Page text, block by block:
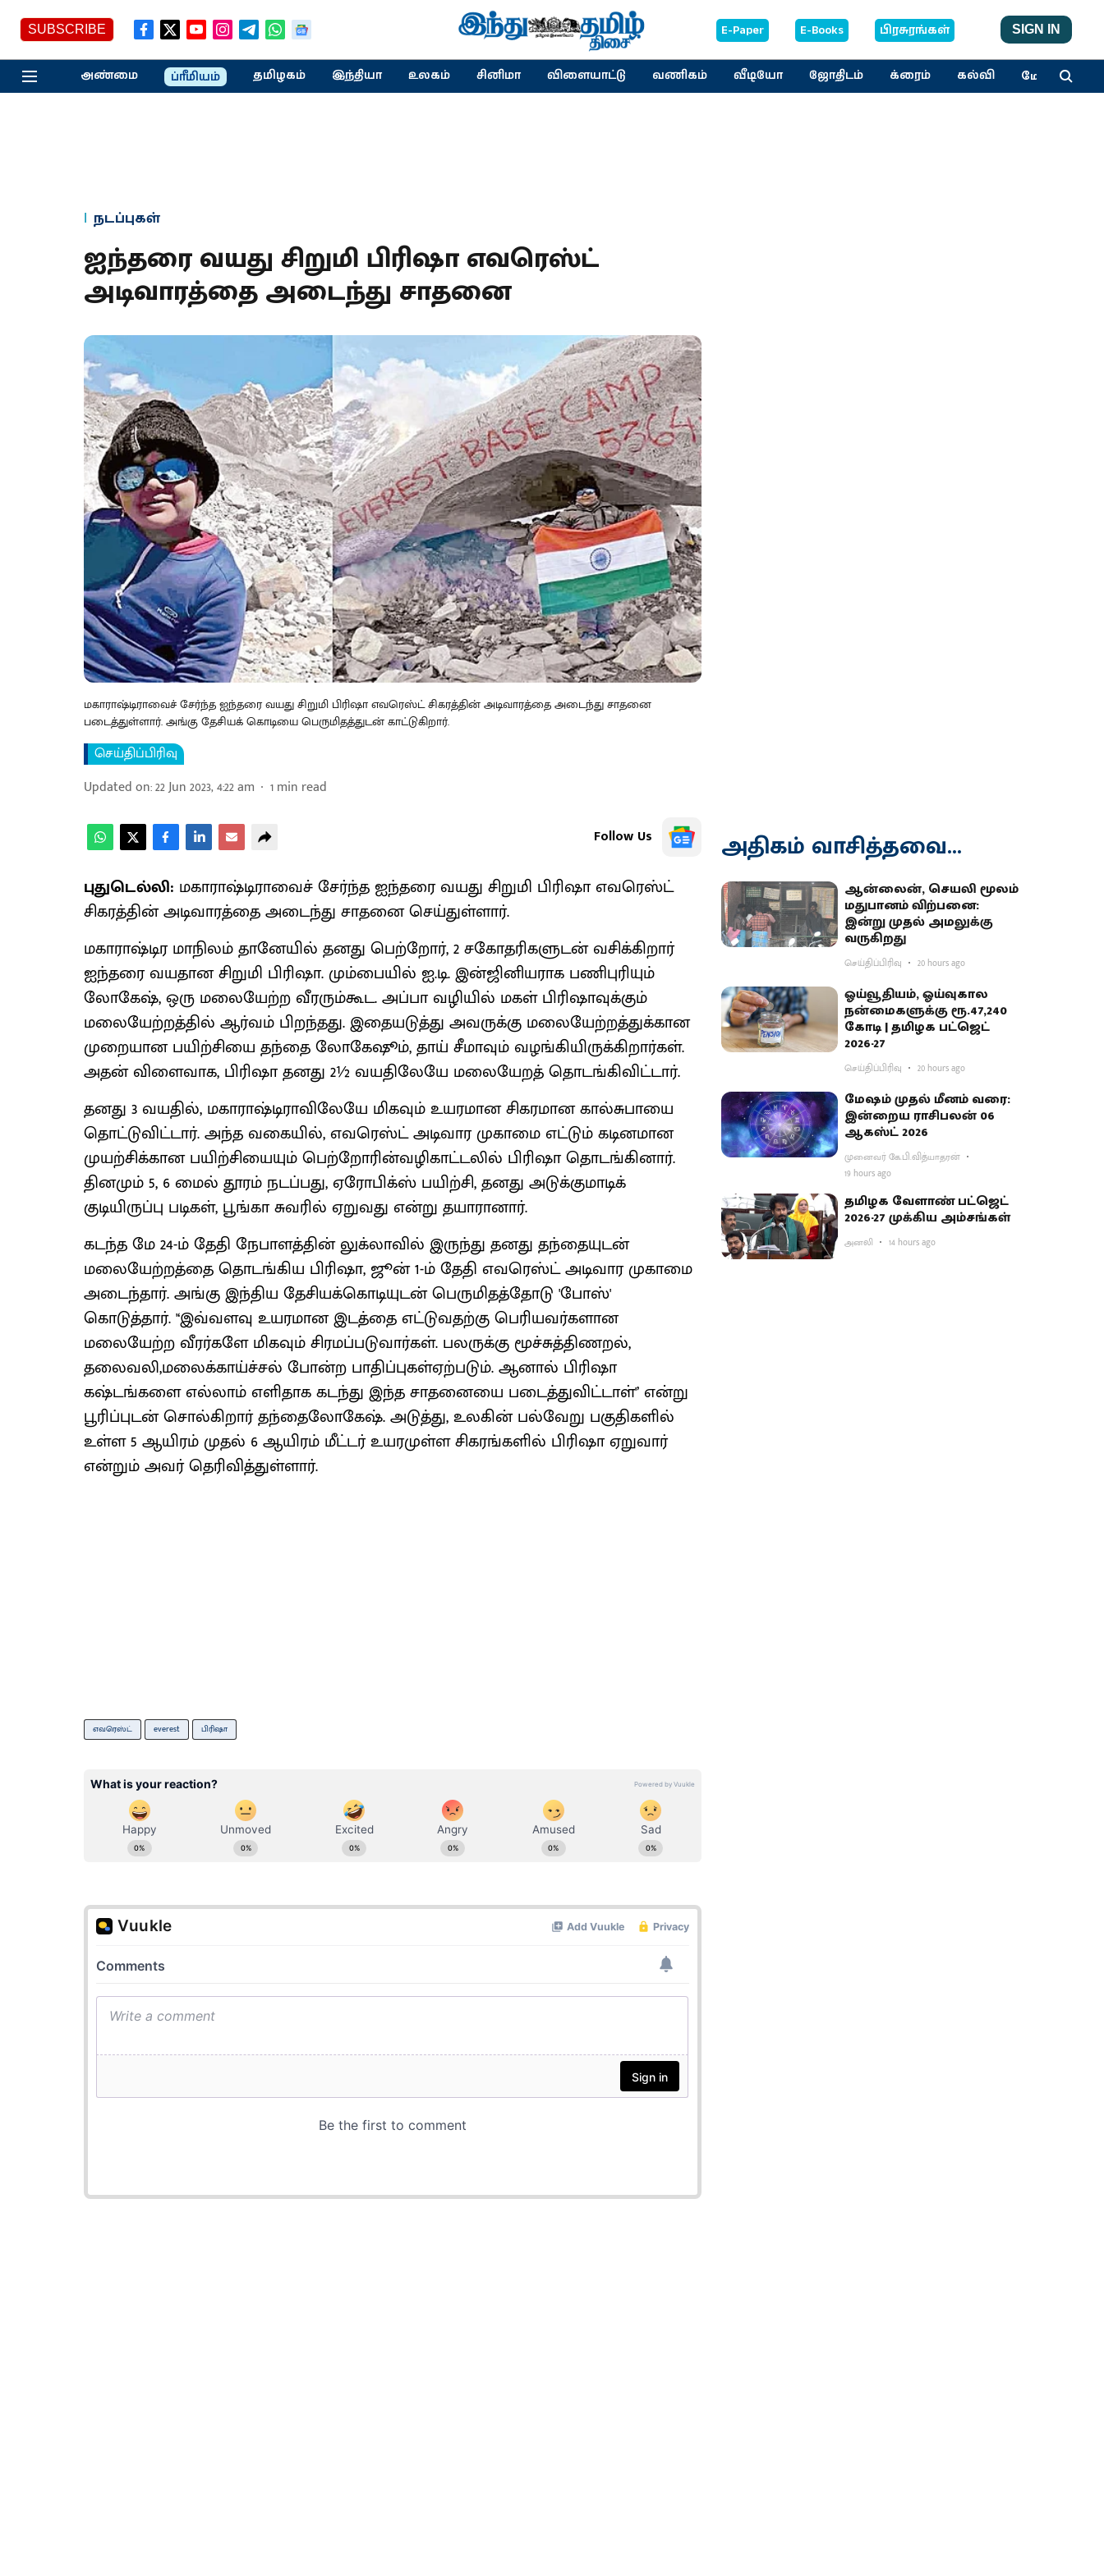
SUBSCRIBE E-Paper E-Books பிரசுரங்கள் SIGN IN
அண்மை ப்ரீமியம் தமிழகம் இந்தியா உலகம் சினிமா விளையாட்டு வணிகம் வீடியோ ஜோதிடம் க்ரைம் கல்வி மேலும்
நடப்புகள்
ஐந்தரை வயது சிறுமி பிரிஷா எவரெஸ்ட்
அடிவாரத்தை அடைந்து சாதனை
மகாராஷ்டிராவைச் சேர்ந்த ஐந்தரை வயது சிறுமி பிரிஷா எவரெஸ்ட் சிகரத்தின் அடிவாரத்தை அடைந்து சாதனை
படைத்துள்ளார். அங்கு தேசியக் கொடியை பெருமிதத்துடன் காட்டுகிறார்.
செய்திப்பிரிவு
Updated on:22 Jun 2023, 4:22 am 1min read
Follow Us
புதுடெல்லி: மகாராஷ்டிராவைச் சேர்ந்த ஐந்தரை வயது சிறுமி பிரிஷா எவரெஸ்ட்
சிகரத்தின் அடிவாரத்தை அடைந்து சாதனை செய்துள்ளார்.
மகாராஷ்டிர மாநிலம் தானேயில் தனது பெற்றோர், 2 சகோதரிகளுடன் வசிக்கிறார்
ஐந்தரை வயதான சிறுமி பிரிஷா. மும்பையில் ஐ.டி. இன்ஜினியராக பணிபுரியும்
லோகேஷ், ஒரு மலையேற்ற வீரரும்கூட. அப்பா வழியில் மகள் பிரிஷாவுக்கும்
மலையேற்றத்தில் ஆர்வம் பிறந்தது. இதையடுத்து அவருக்கு மலையேற்றத்துக்கான
முறையான பயிற்சியை தந்தை லோகேஷூம், தாய் சீமாவும் வழங்கியிருக்கிறார்கள்.
அதன் விளைவாக, பிரிஷா தனது 2½ வயதிலேயே மலையேறத் தொடங்கிவிட்டார்.
தனது 3 வயதில், மகாராஷ்டிராவிலேயே மிகவும் உயரமான சிகரமான கால்சுபாயை
தொட்டுவிட்டார். அந்த வகையில், எவரெஸ்ட் அடிவார முகாமை எட்டும் கடினமான
முயற்சிக்கான பயிற்சியையும் பெற்றோரின்வழிகாட்டலில் பிரிஷா தொடங்கினார்.
தினமும் 5, 6 மைல் தூரம் நடப்பது, ஏரோபிக்ஸ் பயிற்சி, தனது அடுக்குமாடிக்
குடியிருப்பு படிகள், பூங்கா சுவரில் ஏறுவது என்று தயாரானார்.
கடந்த மே 24-ம் தேதி நேபாளத்தின் லுக்லாவில் இருந்து தனது தந்தையுடன்
மலையேற்றத்தை தொடங்கிய பிரிஷா, ஜூன் 1-ம் தேதி எவரெஸ்ட் அடிவார முகாமை
அடைந்தார். அங்கு இந்திய தேசியக்கொடியுடன் பெருமிதத்தோடு 'போஸ்'
கொடுத்தார். '‘இவ்வளவு உயரமான இடத்தை எட்டுவதற்கு பெரியவர்களான
மலையேற்ற வீரர்களே மிகவும் சிரமப்படுவார்கள். பலருக்கு மூச்சுத்திணறல்,
தலைவலி,மலைக்காய்ச்சல் போன்ற பாதிப்புகள்ஏற்படும். ஆனால் பிரிஷா
கஷ்டங்களை எல்லாம் எளிதாக கடந்து இந்த சாதனையை படைத்துவிட்டாள்'’ என்று
பூரிப்புடன் சொல்கிறார் தந்தைலோகேஷ். அடுத்து, உலகின் பல்வேறு பகுதிகளில்
உள்ள 5 ஆயிரம் முதல் 6 ஆயிரம் மீட்டர் உயரமுள்ள சிகரங்களில் பிரிஷா ஏறுவார்
என்றும் அவர் தெரிவித்துள்ளார்.
எவரெஸ்ட் everest பிரிஷா
அதிகம் வாசித்தவை...
ஆன்லைன், செயலி மூலம்
மதுபானம் விற்பனை:
இன்று முதல் அமலுக்கு
வருகிறது
செய்திப்பிரிவு 20 hours ago
ஓய்வூதியம், ஓய்வுகால
நன்மைகளுக்கு ரூ.47,240
கோடி | தமிழக பட்ஜெட்
2026-27
செய்திப்பிரிவு 20 hours ago
மேஷம் முதல் மீனம் வரை:
இன்றைய ராசிபலன் 06
ஆகஸ்ட் 2026
முனைவர் கே.பி.வித்யாதரன்
19 hours ago
தமிழக வேளாண் பட்ஜெட்
2026-27 முக்கிய அம்சங்கள்
அனலி 14 hours ago